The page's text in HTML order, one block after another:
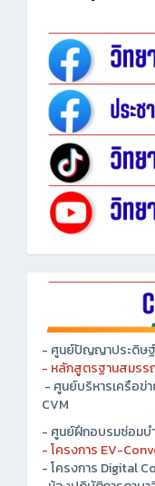
- ศูนย์ปัญญาประดิษ
- หลักสูตรฐานสมร
- ศูนย์บริหารเครือข่
CVM
- ศูนย์ฝึกอบรมซ่อมบ
- โครงการ EV-
- โครงการ Digital
-ห้องปฏิบัติการภาษา